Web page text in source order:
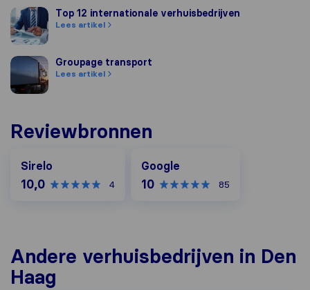
Top 12 internationale verhuisbedrijven
Top 12 internationale verhuisbedrijven
Lees artikel
Groupage transport
Groupage transport
Lees artikel
Reviewbronnen
Sirelo
10,0 4
Google
10 85
Andere verhuisbedrijven in Den
Haag